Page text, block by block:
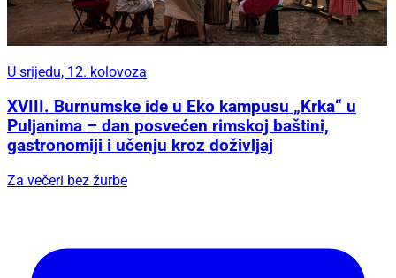
U srijedu, 12. kolovoza
XVIII. Burnumske ide u Eko kampusu „Krka“ u
Puljanima – dan posvećen rimskoj baštini,
gastronomiji i učenju kroz doživljaj
Za večeri bez žurbe